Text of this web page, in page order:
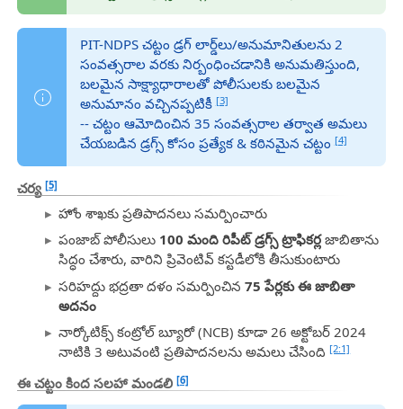
PIT-NDPS చట్టం డ్రగ్ లార్డ్‌లు/అనుమానితులను 2
సంవత్సరాల వరకు నిర్బంధించడానికి అనుమతిస్తుంది,
బలమైన సాక్ష్యాధారాలతో పోలీసులకు బలమైన
అనుమానం వచ్చినప్పటికీ[3]
-- చట్టం ఆమోదించిన 35 సంవత్సరాల తర్వాత అమలు
చేయబడిన డ్రగ్స్ కోసం ప్రత్యేక & కఠినమైన చట్టం[4]
చర్య [5]
హోం శాఖకు ప్రతిపాదనలు సమర్పించారు
పంజాబ్ పోలీసులు 100 మంది రిపీట్ డ్రగ్స్ ట్రాఫికర్లజాబితాను
సిద్ధం చేశారు, వారిని ప్రివెంటివ్ కస్టడీలోకి తీసుకుంటారు
సరిహద్దు భద్రతా దళం సమర్పించిన75 పేర్లకు ఈ జాబితా
అదనం
నార్కోటిక్స్ కంట్రోల్ బ్యూరో (NCB) కూడా 26 అక్టోబర్ 2024
నాటికి 3 అటువంటి ప్రతిపాదనలను అమలు చేసింది [2:1]
ఈ చట్టం కింద సలహా మండలి [6]